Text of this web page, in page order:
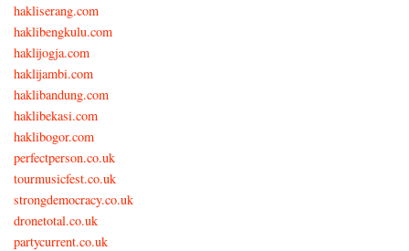
hakliserang.com
haklibengkulu.com
haklijogja.com
haklijambi.com
haklibandung.com
haklibekasi.com
haklibogor.com
perfectperson.co.uk
tourmusicfest.co.uk
strongdemocracy.co.uk
dronetotal.co.uk
partycurrent.co.uk